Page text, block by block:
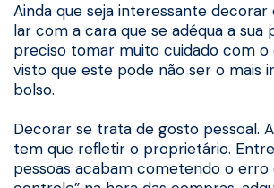
Ainda que seja interessante decorar
lar com a cara que se adéqua a sua
preciso tomar muito cuidado com o
visto que este pode não ser o mais
bolso.
Decorar se trata de gosto pessoal.
tem que refletir o proprietário.
pessoas acabam cometendo o erro